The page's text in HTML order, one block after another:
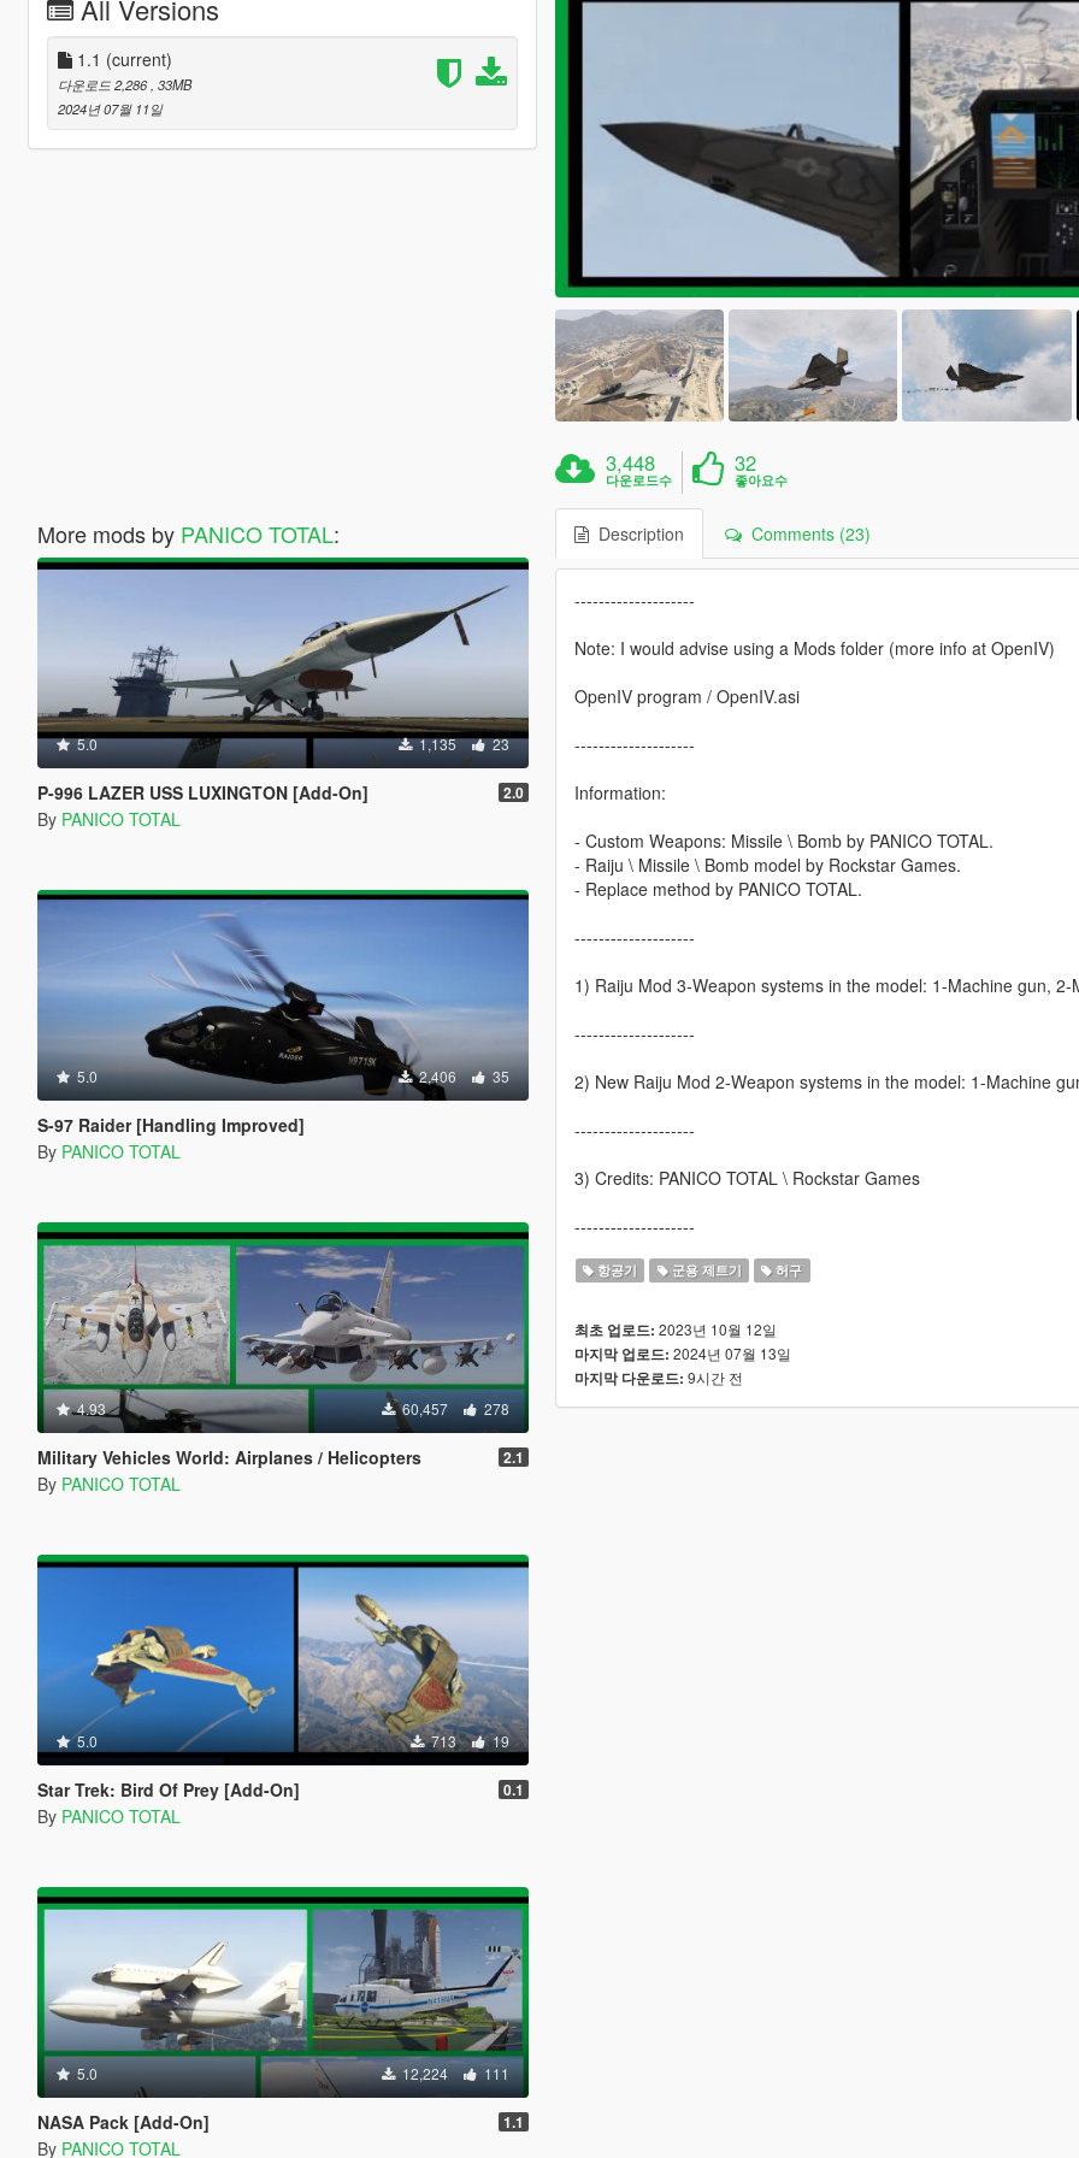
All Versions
1.1 (current)
다운로드 2,286 , 33MB
2024년 07월 11일
More mods by PANICO TOTAL:
5.0 1,135 23
P-996 LAZER USS LUXINGTON [Add-On] 2.0
By PANICO TOTAL
5.0 2,406 35
S-97 Raider [Handling Improved]
By PANICO TOTAL
4.93 60,457 278
Military Vehicles World: Airplanes / Helicopters 2.1
By PANICO TOTAL
5.0 713 19
Star Trek: Bird Of Prey [Add-On] 0.1
By PANICO TOTAL
5.0 12,224 111
NASA Pack [Add-On] 1.1
By PANICO TOTAL
3,448
다운로드수
32
좋아요수
Description Comments (23)
--------------------
Note: I would advise using a Mods folder (more info at OpenIV)
OpenIV program / OpenIV.asi
--------------------
Information:
- Custom Weapons: Missile \ Bomb by PANICO TOTAL.
- Raiju \ Missile \ Bomb model by Rockstar Games.
- Replace method by PANICO TOTAL.
--------------------
1) Raiju Mod 3-Weapon systems in the model: 1-Machine gun, 2-
--------------------
2) New Raiju Mod 2-Weapon systems in the model: 1-Machine
--------------------
3) Credits: PANICO TOTAL \ Rockstar Games
--------------------
항공기 군용 제트기 허구
최초 업로드: 2023년 10월 12일
마지막 업로드: 2024년 07월 13일
마지막 다운로드: 9시간 전